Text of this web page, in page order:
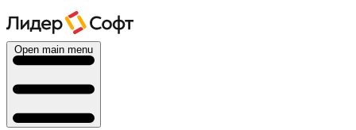
Open main menu